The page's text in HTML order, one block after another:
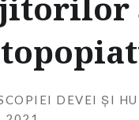
DEVEI ȘI